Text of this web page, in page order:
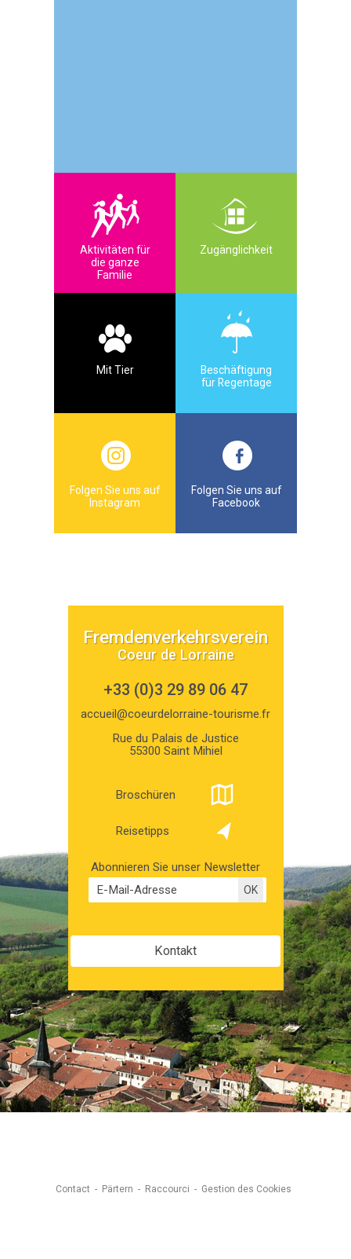
Aktivitäten für
die ganze
Familie
Zugänglichkeit
Mit Tier
Beschäftigung
für Regentage
Folgen Sie uns auf
Instagram
Folgen Sie uns auf
Facebook
Fremdenverkehrsverein
Coeur de Lorraine
+33 (0)3 29 89 06 47
accueil@coeurdelorraine-tourisme.fr
Rue du Palais de Justice
55300 Saint Mihiel
Broschüren
Reisetipps
Abonnieren Sie unser Newsletter
Kontakt
Contact Pärtern Raccourci Gestion des Cookies